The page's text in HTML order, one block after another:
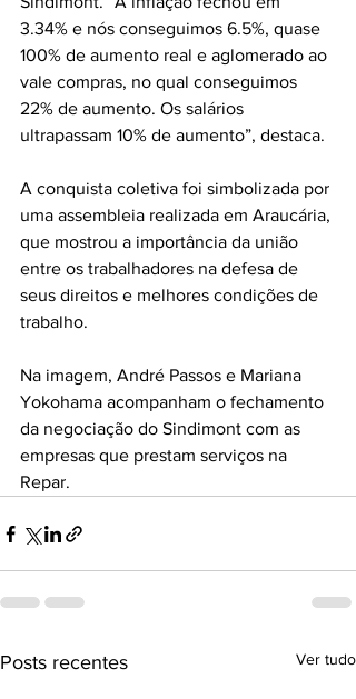
3.34% e nós conseguimos 6.5%, quase
100% de aumento real e aglomerado ao
vale compras, no qual conseguimos
22% de aumento. Os salários
ultrapassam 10% de aumento”, destaca.
A conquista coletiva foi simbolizada por
uma assembleia realizada em Araucária,
que mostrou a importância da união
entre os trabalhadores na defesa de
seus direitos e melhores condições de
trabalho.
Na imagem, André Passos e Mariana
Yokohama acompanham o fechamento
da negociação do Sindimont com as
empresas que prestam serviços na
Repar.
Posts recentes Ver tudo